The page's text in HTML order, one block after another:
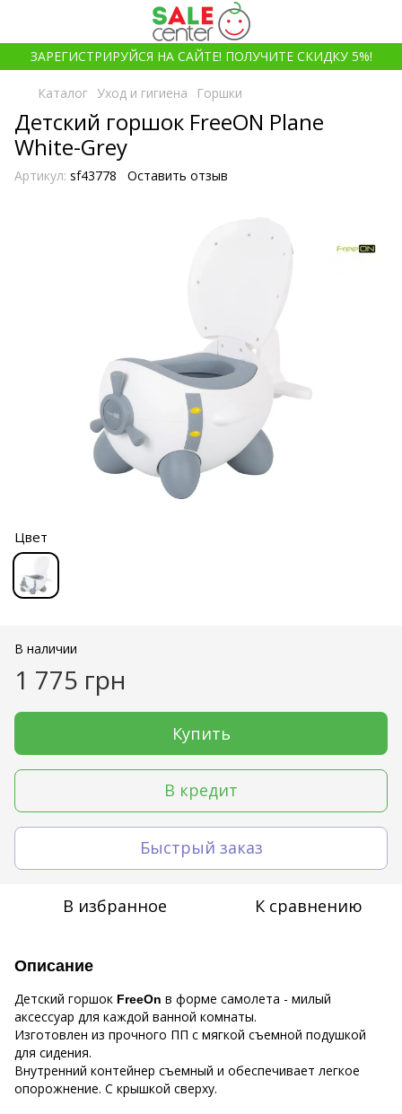
ЗАРЕГИСТРИРУЙСЯ НА САЙТЕ! ПОЛУЧИТЕ СКИДКУ 5%!
Каталог Уход и гигиена Горшки
Детский горшок FreeON Plane
White-Grey
Артикул: sf43778 Оставить отзыв
Цвет
В наличии
1 775 грн
Купить
В кредит
Быстрый заказ
В избранное К сравнению
Описание
Детский горшок FreeOn в форме самолета - милый
аксессуар для каждой ванной комнаты.
Изготовлен из прочного ПП с мягкой съемной подушкой
для сидения.
Внутренний контейнер съемный и обеспечивает легкое
опорожнение. С крышкой сверху.